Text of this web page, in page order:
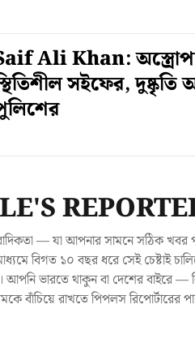
Ali Khan:
সইফের,
— যা আপনার সামনে সঠিক
বিগত ১০ বছর ধরে সেই চেষ্টাই
ভারতে থাকুন বা দেশের বাইরে —
বাঁচিয়ে রাখতে পিপলস রিপোর্টারের